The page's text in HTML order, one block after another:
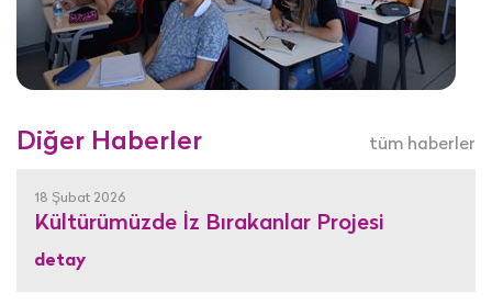
Diğer Haberler tüm haberler
18 Şubat 2026
Kültürümüzde İz Bırakanlar Projesi
detay